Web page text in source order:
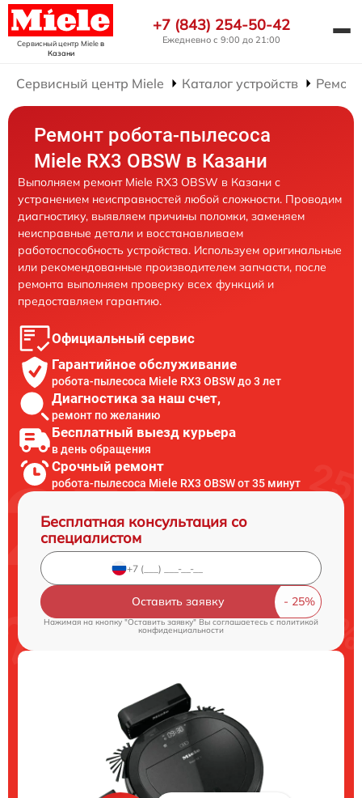
Сервисный центр Mieleв
Казани
+7 (843) 254-50-42
Ежедневно с 9:00 до 21:00
Сервисный центр Miele Каталог устройств
Ремонт робота-пылесоса
Miele RX3 OBSW в Казани
Выполняем ремонт Miele RX3 OBSW в Казани с
устранением неисправностей любой сложности. Проводим
диагностику, выявляем причины поломки, заменяем
неисправные детали и восстанавливаем
работоспособность устройства. Используем оригинальные
или рекомендованные производителем запчасти, после
ремонта выполняем проверку всех функций и
предоставляем гарантию.
Официальный сервис
Гарантийное обслуживание
робота-пылесоса Miele RX3 OBSW до 3 лет
Диагностика за наш счет,
ремонт по желанию
Бесплатный выезд курьера
в день обращения
Срочный ремонт
робота-пылесоса Miele RX3 OBSW от 35 минут
Бесплатная консультация со
специалистом
Оставить заявку
Нажимая на кнопку "Оставить заявку" Вы соглашаетесь cполитикой
конфиденциальности